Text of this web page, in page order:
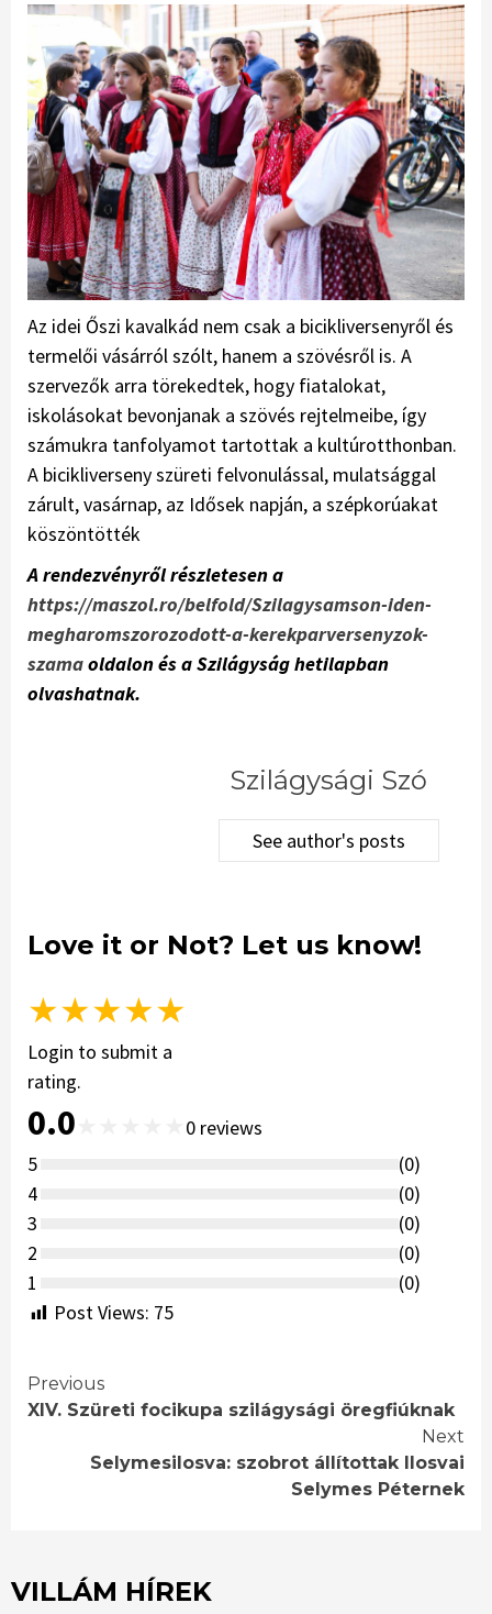
Az idei Őszi kavalkád nem csak a bicikliversenyről és
termelői vásárról szólt, hanem a szövésről is. A
szervezők arra törekedtek, hogy fiatalokat,
iskolásokat bevonjanak a szövés rejtelmeibe, így
számukra tanfolyamot tartottak a kultúrotthonban.
A bicikliverseny szüreti felvonulással, mulatsággal
zárult, vasárnap, az Idősek napján, a szépkorúakat
köszöntötték
A rendezvényről részletesen a
https://maszol.ro/belfold/Szilagysamson-iden-
megharomszorozodott-a-kerekparversenyzok-
szamaoldalon és a Szilágyság hetilapban
olvashatnak.
Szilágysági Szó
See author's posts
Love it or Not? Let us know!
★★★★★
Login to submit a
rating.
0.0 0 reviews
5
(0)
4
(0)
3
(0)
2
(0)
1
(0)
Post Views: 75
Continue
Previous
XIV. Szüreti focikupa szilágysági öregfiúknak
Next
Selymesilosva: szobrot állítottak Ilosvai
Selymes Péternek
VILLÁM HÍREK